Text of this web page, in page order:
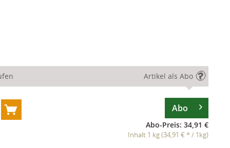
Artikel als Abo
Abo-Preis: 34,91 €
Inhalt 1 kg (34,91 € * / 1kg)
Abo